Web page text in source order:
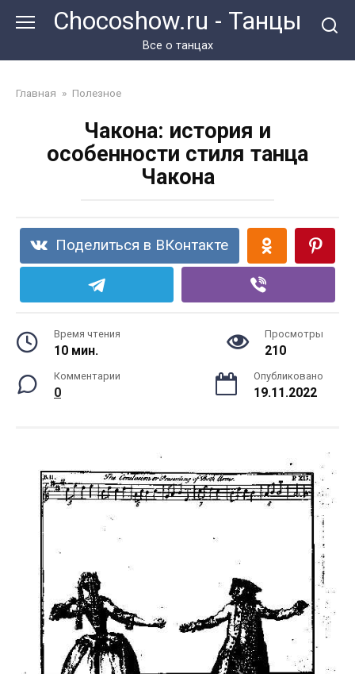
Chocoshow.ru - Танцы
Все о танцах
Главная » Полезное
Чакона: история и
особенности стиля танца
Чакона
Поделиться в ВКонтакте
Время чтения
10 мин.
Просмотры
210
Комментарии
0
Опубликовано
19.11.2022